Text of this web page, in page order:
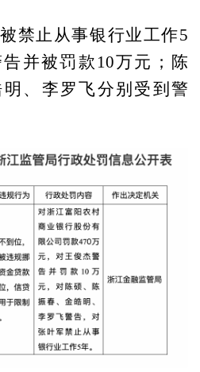
禁止从事银行业工作5
并被罚款10万元；陈
、李罗飞分别受到警